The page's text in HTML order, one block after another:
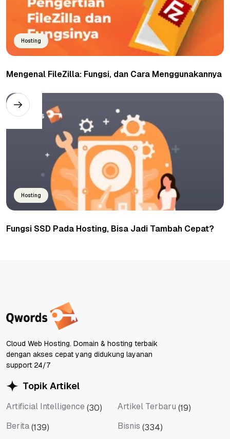
Hosting
Mengenal FileZilla: Fungsi, dan Cara Menggunakannya
Hosting
Fungsi SSD Pada Hosting, Bisa Jadi Tambah Cepat?
Cloud Web Hosting. Domain & hosting terbaik
dengan akses cepat yang didukung layanan
support 24/7
Topik Artikel
Artificial Intelligence (30) Artikel Terbaru (19)
Berita(139) Bisnis (334)